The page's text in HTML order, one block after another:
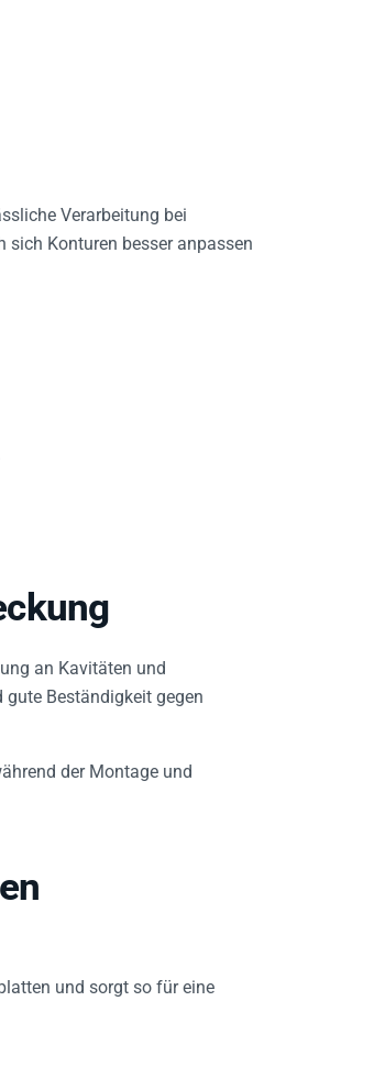
Verarbeitung bei
sich Konturen besser anpassen
an Kavitäten und
Beständigkeit gegen
der Montage und
und sorgt so für eine